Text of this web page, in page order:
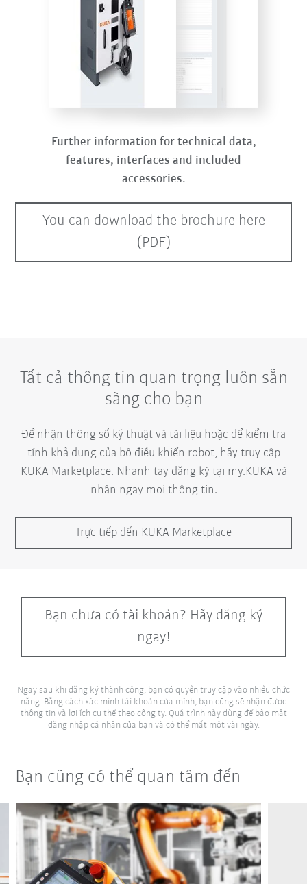
Further information for technical data,
features, interfaces and included
accessories.
You can download the brochure here
(PDF)
Tất cả thông tin quan trọng luôn sẵn
sàng cho bạn
Để nhận thông số kỹ thuật và tài liệu hoặc để kiểm tra
tính khả dụng của bộ điều khiển robot, hãy truy cập
KUKA Marketplace. Nhanh tay đăng ký tại my.KUKA và
nhận ngay mọi thông tin.
Trực tiếp đến KUKA Marketplace
Bạn chưa có tài khoản? Hãy đăng ký
ngay!
Ngay sau khi đăng ký thành công, bạn có quyền truy cập vào nhiều chức
năng. Bằng cách xác minh tài khoản của mình, bạn cũng sẽ nhận được
thông tin và lợi ích cụ thể theo công ty. Quá trình này dùng để bảo mật
đăng nhập cá nhân của bạn và có thể mất một vài ngày.
Bạn cũng có thể quan tâm đến